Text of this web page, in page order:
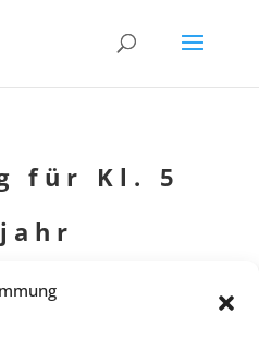
für Kl. 5
noch